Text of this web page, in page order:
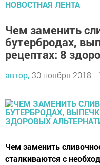
НОВОСТНАЯ ЛЕНТА
Чем заменить
бутербродах,
рецептах: 8
автор, 30 ноября 2018 -
Чем заменить
сталкиваются с